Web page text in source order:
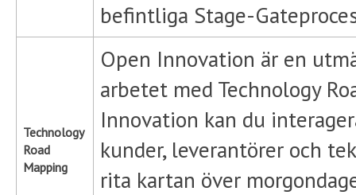
befintliga Stage-
Technology
Road
Mapping
Open Innovation är en
arbetet med Technology
Innovation kan du
kunder, leverantörer och
rita kartan över